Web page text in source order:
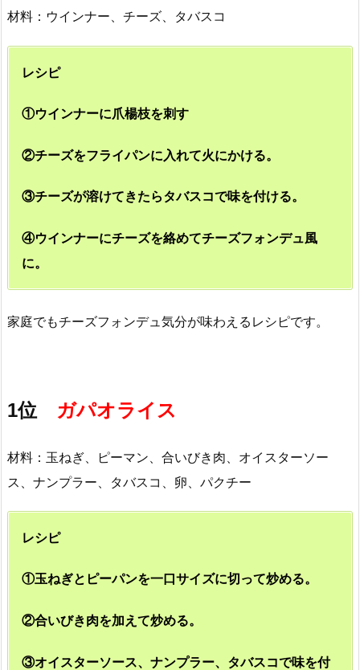
材料：ウインナー、チーズ、タバスコ
レシピ
①ウインナーに爪楊枝を刺す
②チーズをフライパンに入れて火にかける。
③チーズが溶けてきたらタバスコで味を付ける。
④ウインナーにチーズを絡めてチーズフォンデュ風
に。
家庭でもチーズフォンデュ気分が味わえるレシピです。
1位 ガパオライス
材料：玉ねぎ、ピーマン、合いびき肉、オイスターソー
ス、ナンプラー、タバスコ、卵、パクチー
レシピ
①玉ねぎとピーパンを一口サイズに切って炒める。
②合いびき肉を加えて炒める。
③オイスターソース、ナンプラー、タバスコで味を付